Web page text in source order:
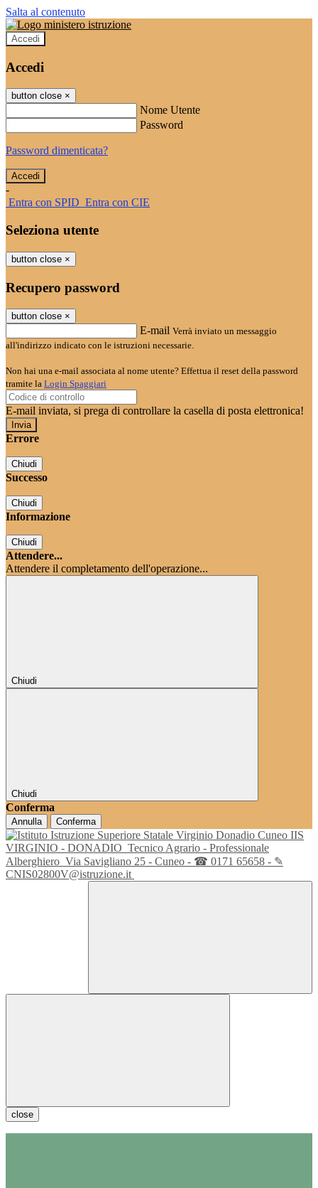
Salta al contenuto
Accedi
Accedi
button close ×
Nome Utente
Password
Password dimenticata?
-
Entra con SPID Entra con CIE
Seleziona utente
button close ×
Recupero password
button close ×
E-mail Verrà inviato un messaggio
all'indirizzo indicato con le istruzioni necessarie.
Non hai una e-mail associata al nome utente? Effettua il reset della password
tramite la Login Spaggiari
E-mail inviata, si prega di controllare la casella di posta elettronica!
Errore
Chiudi
Successo
Chiudi
Informazione
Chiudi
Attendere...
Attendere il completamento dell'operazione...
Chiudi
Chiudi
Conferma
Annulla Conferma
IIS
VIRGINIO - DONADIO Tecnico Agrario - Professionale
Alberghiero Via Savigliano 25 - Cuneo - ☎ 0171 65658 - ✎
CNIS02800V@istruzione.it
close